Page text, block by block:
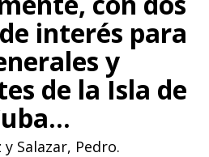
interés para
y
de la Isla de
Salazar, Pedro.